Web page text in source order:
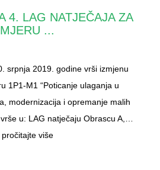
4. LAG NATJEČAJA ZA
MJERU ...
srpnja 2019. godine vrši izmjenu
1P1-M1 “Poticanje ulaganja u
modernizacija i opremanje malih
u: LAG natječaju Obrascu A,…
pročitajte više